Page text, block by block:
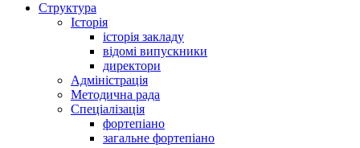
Структура
Історія
історія закладу
відомі випускники
директори
Адміністрація
Методична рада
Спеціалізація
фортепіано
загальне фортепіано